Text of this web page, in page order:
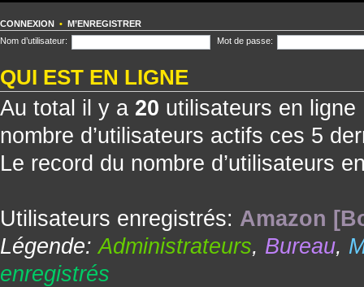
CONNEXION • M’ENREGISTRER
Nom d’utilisateur:
Mot de passe:
QUI EST EN LIGNE
Au total il y a 20 utilisateurs en
nombre d’utilisateurs actifs ces 5
Le record du nombre d’utilisateurs
Utilisateurs enregistrés: Amazon
Légende:Administrateurs, Bureau,
enregistrés